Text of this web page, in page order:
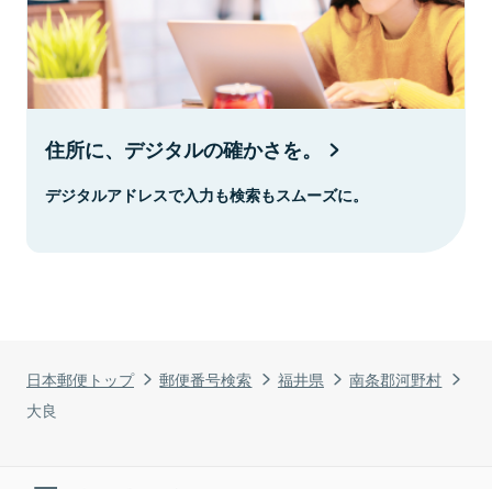
日本郵便トップ 郵便番号検索 福井県
南条郡河野村
大良
住所に、デジタルの確かさを。
デジタルアドレスで入力も検索もスムーズに。